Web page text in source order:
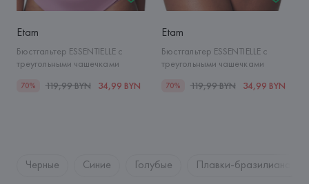
Etam
Бюстгальтер ESSENTIELLE с
треугольными чашечками
70% 119,99 BYN 34,99 BYN
Etam
Бюстгальтер ESSENTIELLE с
треугольными чашечками
70% 119,99 BYN 34,99 BYN
Черные Синие Голубые Плавки-бразилиана